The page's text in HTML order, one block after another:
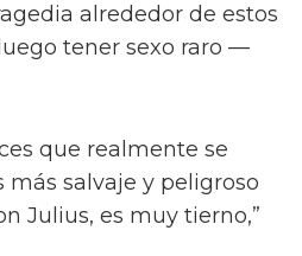
alrededor de estos
tener sexo raro —
que realmente se
más salvaje y peligroso
Julius, es muy tierno,”